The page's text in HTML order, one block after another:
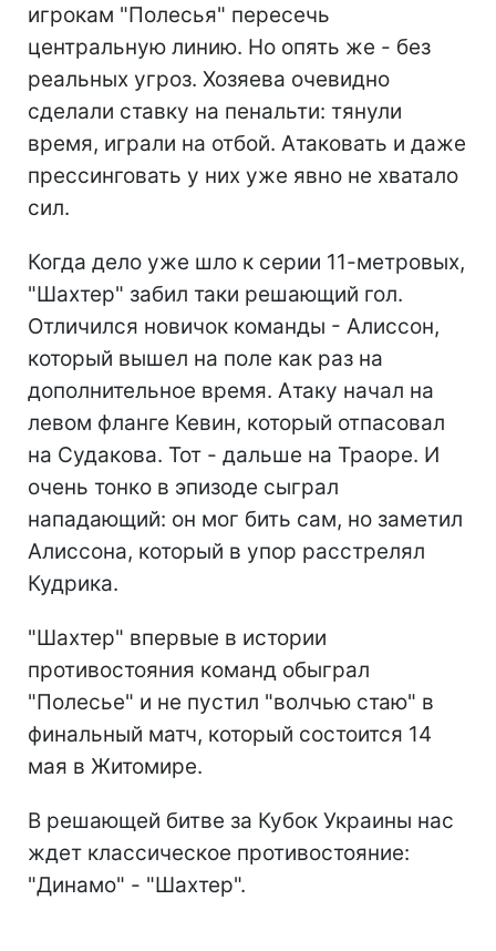
игрокам "Полесья" пересечь
центральную линию. Но опять же - без
реальных угроз. Хозяева очевидно
сделали ставку на пенальти: тянули
время, играли на отбой. Атаковать и даже
прессинговать у них уже явно не хватало
сил.
Когда дело уже шло к серии 11-метровых,
"Шахтер" забил таки решающий гол.
Отличился новичок команды - Алиссон,
который вышел на поле как раз на
дополнительное время. Атаку начал на
левом фланге Кевин, который отпасовал
на Судакова. Тот - дальше на Траоре. И
очень тонко в эпизоде сыграл
нападающий: он мог бить сам, но заметил
Алиссона, который в упор расстрелял
Кудрика.
"Шахтер" впервые в истории
противостояния команд обыграл
"Полесье" и не пустил "волчью стаю" в
финальный матч, который состоится 14
мая в Житомире.
В решающей битве за Кубок Украины нас
ждет классическое противостояние:
"Динамо" - "Шахтер".